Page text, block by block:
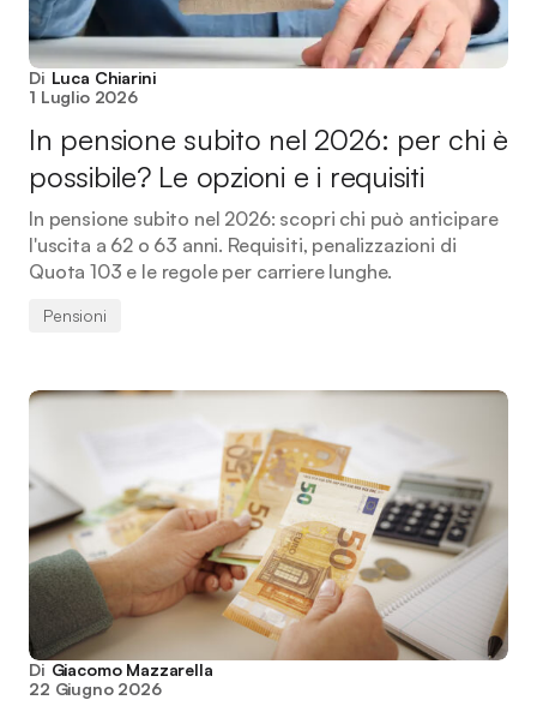
Di Luca Chiarini
1 Luglio 2026
In pensione subito nel 2026: per chi è
possibile? Le opzioni e i requisiti
In pensione subito nel 2026: scopri chi può anticipare
l'uscita a 62 o 63 anni. Requisiti, penalizzazioni di
Quota 103 e le regole per carriere lunghe.
Pensioni
Di Giacomo Mazzarella
22 Giugno 2026